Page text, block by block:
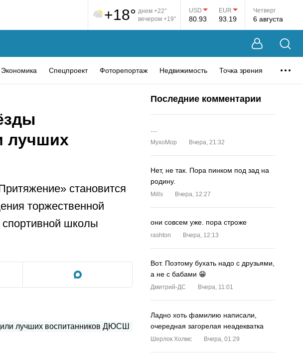
+18° днем +22°
вечером +19°
USD
80.93
EUR
93.19
Четверг
6 августа
Экономика Спецпроект Фоторепортаж Недвижимость Точка зрения
лучших
становится
торжественной
школы
Последние комментарии
MyxoMop Вчера, 21:32
Нет, не так. Пора пинком под зад на
родину.
Mills Вчера, 12:27
они совсем уже. пора строже
rashton Вчера, 12:13
Вот. Поэтому бухать надо с друзьями,
а не с бабами 😁
Дмитрий-ДС Вчера, 11:01
Ладно хоть фамилию написали,
очередная загорелая неадекватка
Шерлок Холмс Вчера, 01:29